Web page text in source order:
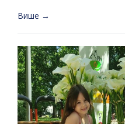
Више →